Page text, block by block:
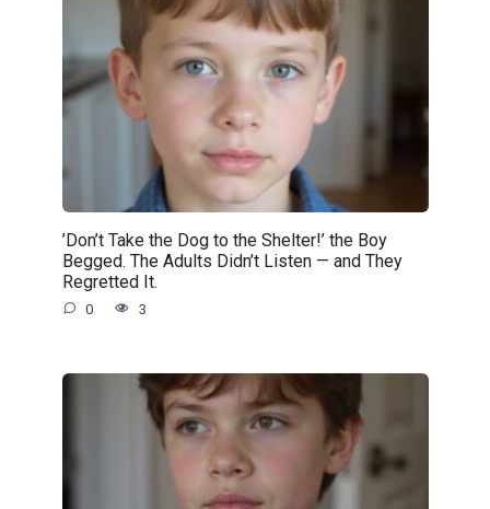
’Don’t Take the Dog to the Shelter!’ the Boy
Begged. The Adults Didn’t Listen — and They
Regretted It.
0 3